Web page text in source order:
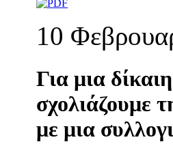
10
Για μια
σχολιάζουμε
με μια